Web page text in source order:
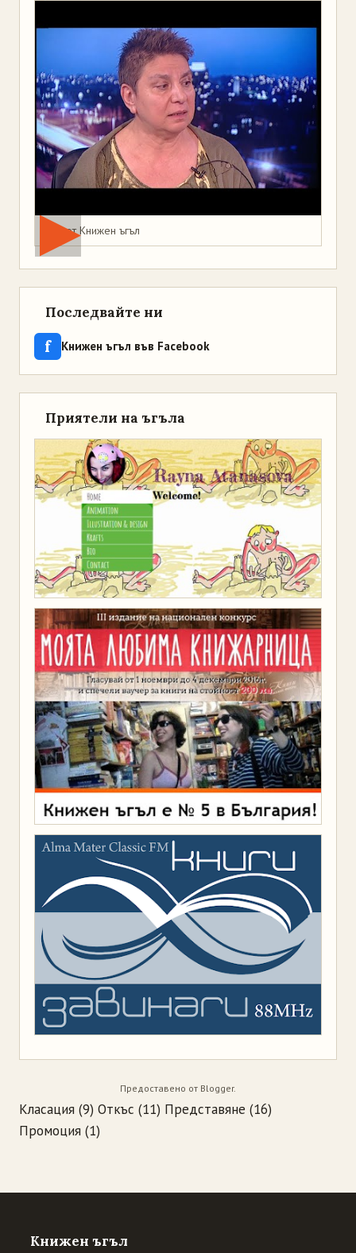
Мая от Книжен ъгъл
Последвайте ни
f Книжен ъгъл във Facebook
Приятели на ъгъла
Предоставено от Blogger.
Класация (9) Откъс (11) Представяне (16)
Промоция (1)
Книжен ъгъл